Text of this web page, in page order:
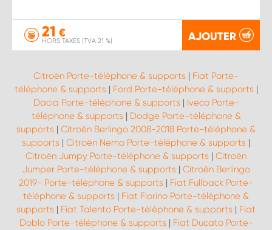
21 €
HORS TAXES (TVA 21 %) AJOUTER
Citroën Porte-téléphone & supports | Fiat Porte-
téléphone & supports | Ford Porte-téléphone & supports |
Dacia Porte-téléphone & supports | Iveco Porte-
téléphone & supports | Dodge Porte-téléphone &
supports | Citroën Berlingo 2008-2018 Porte-téléphone &
supports | Citroën Nemo Porte-téléphone & supports |
Citroën Jumpy Porte-téléphone & supports | Citroën
Jumper Porte-téléphone & supports | Citroën Berlingo
2019- Porte-téléphone & supports | Fiat Fullback Porte-
téléphone & supports | Fiat Fiorino Porte-téléphone &
supports | Fiat Talento Porte-téléphone & supports | Fiat
Doblo Porte-téléphone & supports | Fiat Ducato Porte-